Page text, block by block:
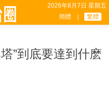
2026年8月7日 星期五
簡體
繁體
”到底要達到什麽